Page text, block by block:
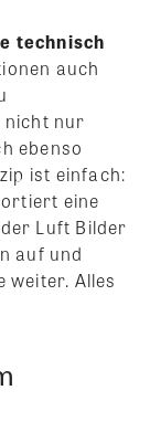
technisch
auch
nicht nur
ebenso
ist einfach:
eine
Luft Bilder
auf und
weiter. Alles